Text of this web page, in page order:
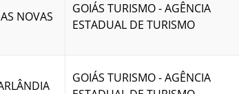
NOVAS
GOIÁS TURISMO - AGÊNCIA
ESTADUAL DE TURISMO
GOIÁS TURISMO - AGÊNCIA